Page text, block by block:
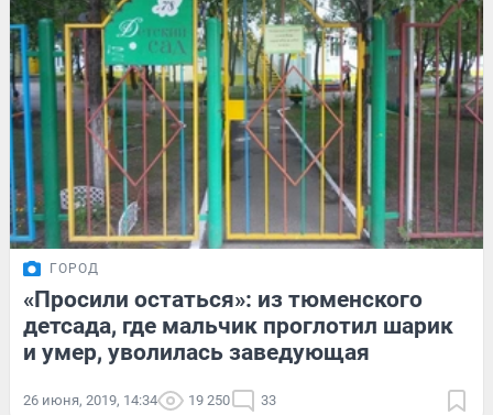
ГОРОД
«Просили остаться»: из тюменского
детсада, где мальчик проглотил шарик
и умер, уволилась заведующая
26 июня, 2019, 14:34 19 250 33